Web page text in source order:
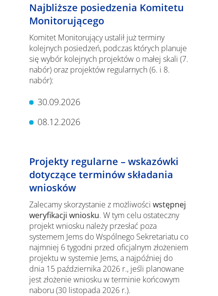
Najbliższe posiedzenia Komitetu
Monitorującego
Komitet Monitorujący ustalił już terminy
kolejnych posiedzeń, podczas których planuje
się wybór kolejnych projektów o małej skali (7.
nabór) oraz projektów regularnych (6. i 8.
nabór):
30.09.2026
08.12.2026
Projekty regularne – wskazówki
dotyczące terminów składania
wniosków
Zalecamy skorzystanie z możliwości wstępnej
weryfikacji wniosku. W tym celu ostateczny
projekt wniosku należy przesłać poza
systemem Jems do Wspólnego Sekretariatu co
najmniej 6 tygodni przed oficjalnym złożeniem
projektu w systemie Jems, a najpóźniej do
dnia 15 października 2026 r., jeśli planowane
jest złożenie wniosku w terminie końcowym
naboru (30 listopada 2026 r.).